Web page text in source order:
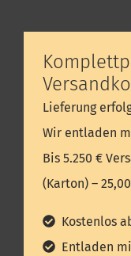
Lieferung
Wir entladen
Bis 5.250 €
(Karton) –
Kostenlos
Entladen